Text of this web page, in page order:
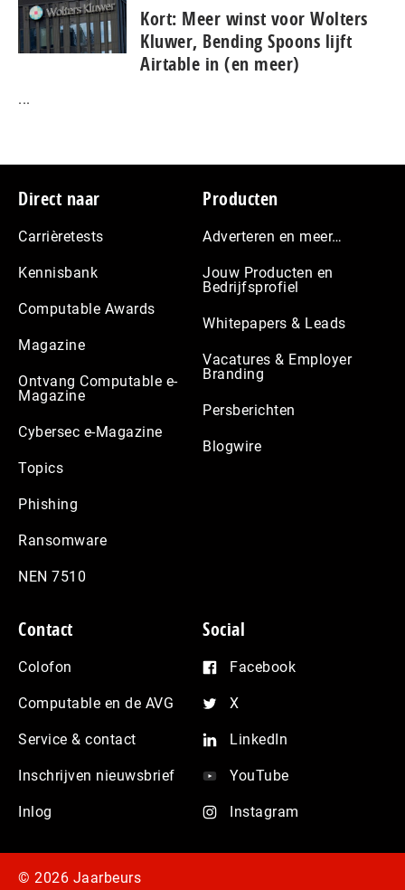
Kort: Meer winst voor Wolters
Kluwer, Bending Spoons lijft
Airtable in (en meer)
...
Footer
Direct naar
Carrièretests
Kennisbank
Computable Awards
Magazine
Ontvang Computable e-
Magazine
Cybersec e-Magazine
Topics
Phishing
Ransomware
NEN 7510
Producten
Adverteren en meer…
Jouw Producten en
Bedrijfsprofiel
Whitepapers & Leads
Vacatures & Employer
Branding
Persberichten
Blogwire
Contact
Colofon
Computable en de AVG
Service & contact
Inschrijven nieuwsbrief
Inlog
Social
Facebook
X
LinkedIn
YouTube
Instagram
© 2026 Jaarbeurs